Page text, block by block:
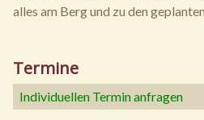
alles am Berg und zu den
Termine
Individuellen Termin anfragen